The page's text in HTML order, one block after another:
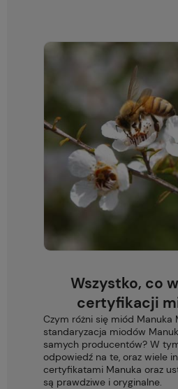
Wszystko, co
certyfikacji
Czym różni się miód Manuka
standaryzacja miodów
samych producentów? W
odpowiedź na te, oraz wiele
certyfikatami Manuka oraz
są prawdziwe i oryginalne.